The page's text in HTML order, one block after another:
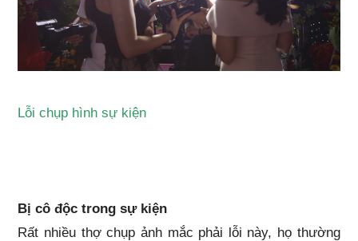
Lỗi chụp hình sự kiện
Bị cô độc trong sự kiện
Rất nhiều thợ chụp ảnh mắc phải lỗi này, họ thường